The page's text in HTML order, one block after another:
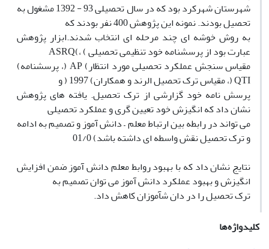
شهرستان شهرکرد بود که در سال تحصیلی 93 - 1392 مشغول به
تحصیل بودند. نمونه این پژوهش 400 نفر بودند که
به روش خوشه ای چند مرحله ای انتخاب شدند.ابزار پژوهش
عبارت بود از پرسشنامه خود تنظیمی تحصیلی ) ،)ASRQ
مقیاس سنجش عملکرد تحصیلی مورد انتظار) AP (، پرسشنامه)
QTI (، مقیاس ترک تحصیل الرند و همکاران) 1997 ( و
پرسش نامه خود گزارشی از ترک تحصیل. یافته های پژوهش
نشان داد که انگیزش خود تعیین گری و عملکرد تحصیلی
می تواند در رابطه بین ارتباط معلم – دانش آموز و تصمیم به ادامه
و ترک تحصیل نقش واسطه ای داشته باشد) 01/0
نتایج نشان داد که با بهبود روابط معلم دانش آموز ضمن افزایش
انگیزش و بهبود عملکرد دانش آموز می توان تصمیم به
ترک تحصیل را در دان شآموزان کاهش داد.
کلیدواژه‌ها